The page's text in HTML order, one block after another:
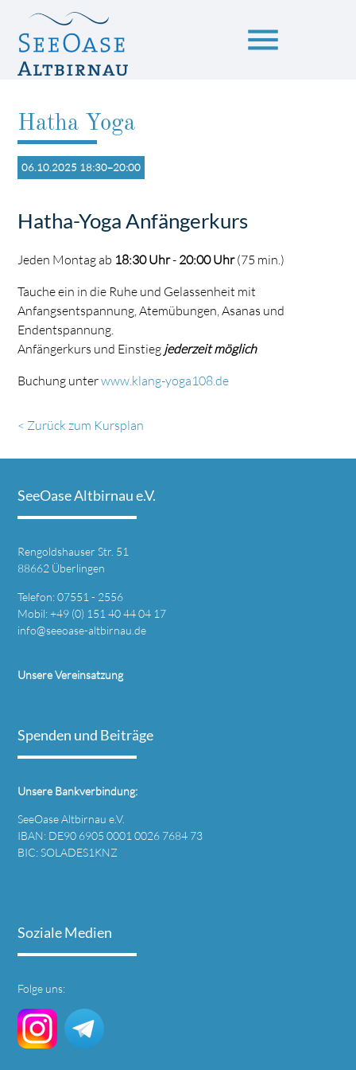
menu
Suchbegriffe
Hatha Yoga
06.10.2025 18:30–20:00
Hatha-Yoga Anfängerkurs
Jeden Montag ab 18:30 Uhr- 20:00 Uhr(75 min.)
Tauche ein in die Ruhe und Gelassenheit mit
Anfangsentspannung, Atemübungen, Asanas und
Endentspannung.
Anfängerkurs und Einstieg jederzeit möglich
Buchung unterwww.klang-yoga108.de
< Zurück zum Kursplan
SeeOase Altbirnau e.V.
Rengoldshauser Str. 51
88662 Überlingen
Telefon: 07551 - 2556
Mobil: +49 (0) 151 40 44 04 17
info@seeoase-altbirnau.de
Unsere Vereinsatzung
Spenden und Beiträge
Unsere Bankverbindung:
SeeOase Altbirnau e.V.
IBAN: DE90 6905 0001 0026 7684 73
BIC: SOLADES1KNZ
Soziale Medien
Folge uns: